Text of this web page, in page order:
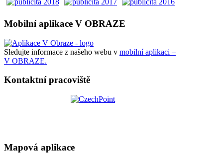
Mobilní aplikace V OBRAZE
Sledujte informace z našeho webu v mobilní aplikaci –
V OBRAZE.
Kontaktní pracoviště
Mapová aplikace